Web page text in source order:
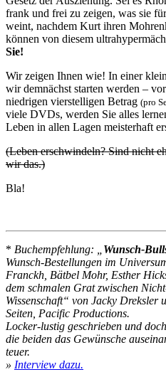
frank und frei zu zeigen, was sie
weint, nachdem Kurt ihren
können von diesem
Sie!
Wir zeigen Ihnen wie! In einer
wir demnächst starten werden –
niedrigen vierstelligen Betrag (pro
viele DVDs, werden Sie alles
Leben in allen Lagen meisterhaft
(Leben erschwindeln? Sind nicht
wir das.)
Bla!
* Buchempfehlung: „ Wunsch-
Wunsch-Bestellungen im
Franckh, Bätbel Mohr, Esther
dem schmalen Grat zwischen
Wissenschaft“ von Jacky Dreksler
Seiten, Pacific Productions.
Locker-lustig geschrieben und
die beiden das Gewünsche
teuer.
» Interview dazu.